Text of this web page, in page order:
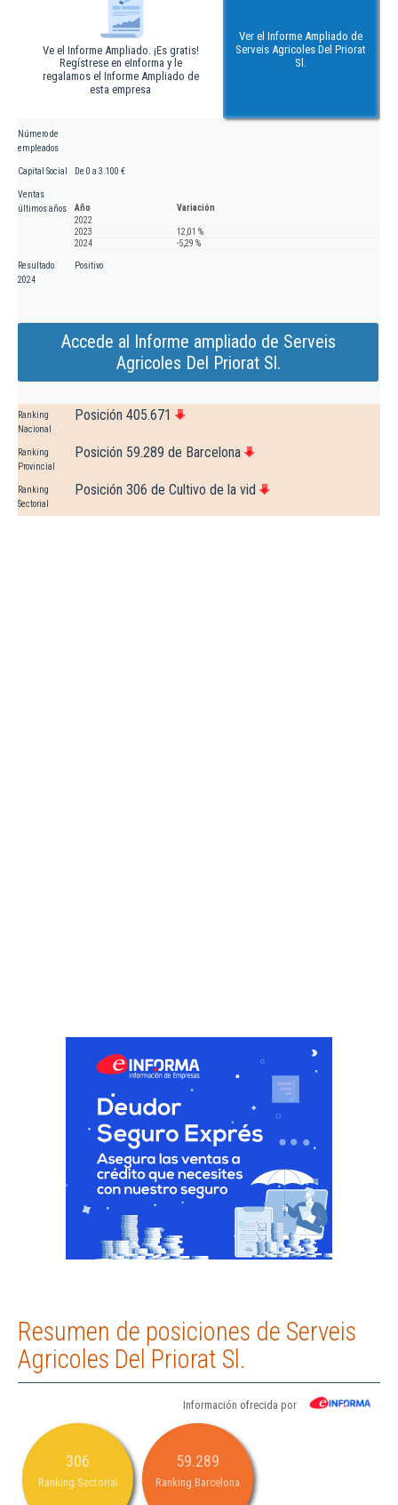
Ve el Informe Ampliado. ¡Es gratis!
Regístrese en eInforma y le
regalamos el Informe Ampliado de
esta empresa
Ver el Informe Ampliado de
Serveis Agricoles Del Priorat
Sl.
Número de
empleados
Capital Social De 0 a 3.100 €
Ventas
últimos años
Año
Variación
2022
2023
12,01 %
2024
-5,29 %
Resultado
2024
Positivo
Accede al Informe ampliado de Serveis
Agricoles Del Priorat Sl.
Ranking
Nacional
Posición 405.671
Ranking
Provincial
Posición 59.289 de Barcelona
Ranking
Sectorial
Posición 306 de Cultivo de la vid
Resumen de posiciones de Serveis
Agricoles Del Priorat Sl.
Información ofrecida por
306
Ranking Sectorial
59.289
Ranking Barcelona